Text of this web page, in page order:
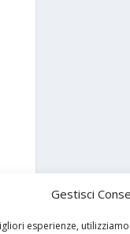
Gestisci
esperienze,